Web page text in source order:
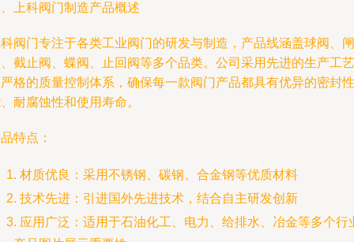
上科阀门制造产品概述
阀门专注于各类工业阀门的研发与制造，产品线涵盖球阀、闸
截止阀、蝶阀、止回阀等多个品类。公司采用先进的生产工艺
格的质量控制体系，确保每一款阀门产品都具有优异的密封性
耐腐蚀性和使用寿命。
特点：
材质优良：采用不锈钢、碳钢、合金钢等优质材料
技术先进：引进国外先进技术，结合自主研发创新
应用广泛：适用于石油化工、电力、给排水、冶金等多个行